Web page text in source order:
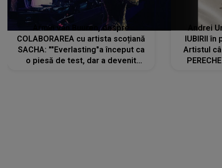
Armin van Buuren, despre
COLABORAREA cu artista scoțiană
SACHA: ""Everlasting"a început ca
o piesă de test, dar a devenit
Andrei
IUBIRII în
Artistul